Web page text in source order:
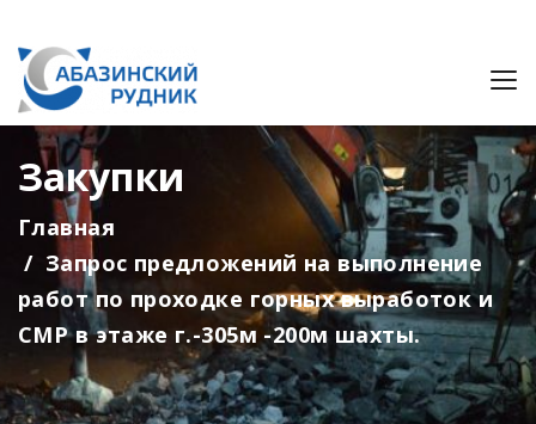
Закупки
Главная
Запрос предложений на выполнение
работ по проходке горных выработок и
СМР в этаже г.-305м -200м шахты.